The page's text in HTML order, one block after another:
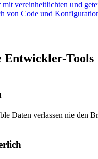
vereinheitlichten und
von Code und
Entwickler-Tools
Daten verlassen nie den